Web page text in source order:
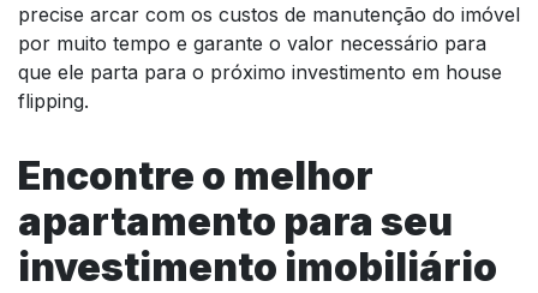
precise arcar com os custos de manutenção do imóvel
por muito tempo e garante o valor necessário para
que ele parta para o próximo investimento em house
flipping.
Encontre o melhor
apartamento para seu
investimento imobiliário